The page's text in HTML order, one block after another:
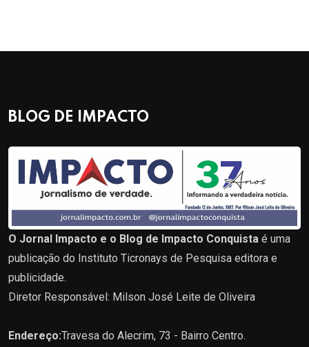
BLOG DE IMPACTO
O Jornal Impacto e o Blog de Impacto Conquista é uma
publicação do Instituto Ticronays de Pesquisa editora e
publicidade.
Diretor Responsável: Milson José Leite de Oliveira
Endereço:Travesa do Alecrim, 73 - Bairro Centro.